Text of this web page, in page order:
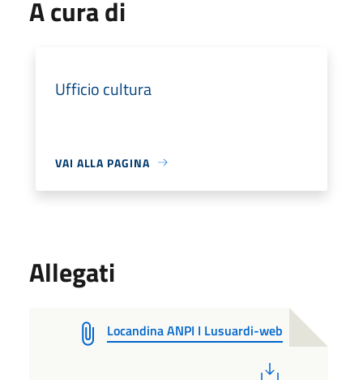
A cura di
Ufficio cultura
VAI ALLA PAGINA
Allegati
Locandina ANPI I Lusuardi-web